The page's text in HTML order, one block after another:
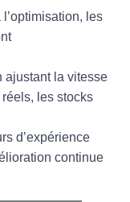
l’optimisation, les
ajustant la vitesse
les stocks
d’expérience
continue